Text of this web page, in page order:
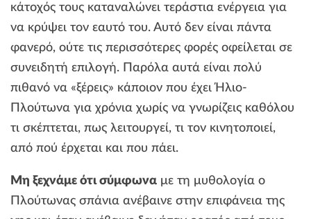
κάτοχός τους καταναλώνει τεράστια ενέργεια για
να κρύψει τον εαυτό του. Αυτό δεν είναι πάντα
φανερό, ούτε τις περισσότερες φορές οφείλεται σε
συνειδητή επιλογή. Παρόλα αυτά είναι πολύ
πιθανό να «ξέρεις» κάποιον που έχει Ήλιο-
Πλούτωνα για χρόνια χωρίς να γνωρίζεις καθόλου
τι σκέπτεται, πως λειτουργεί, τι τον κινητοποιεί,
από πού έρχεται και που πάει.
Μη ξεχνάμε ότι σύμφωνα με τη μυθολογία ο
Πλούτωνας σπάνια ανέβαινε στην επιφάνεια της